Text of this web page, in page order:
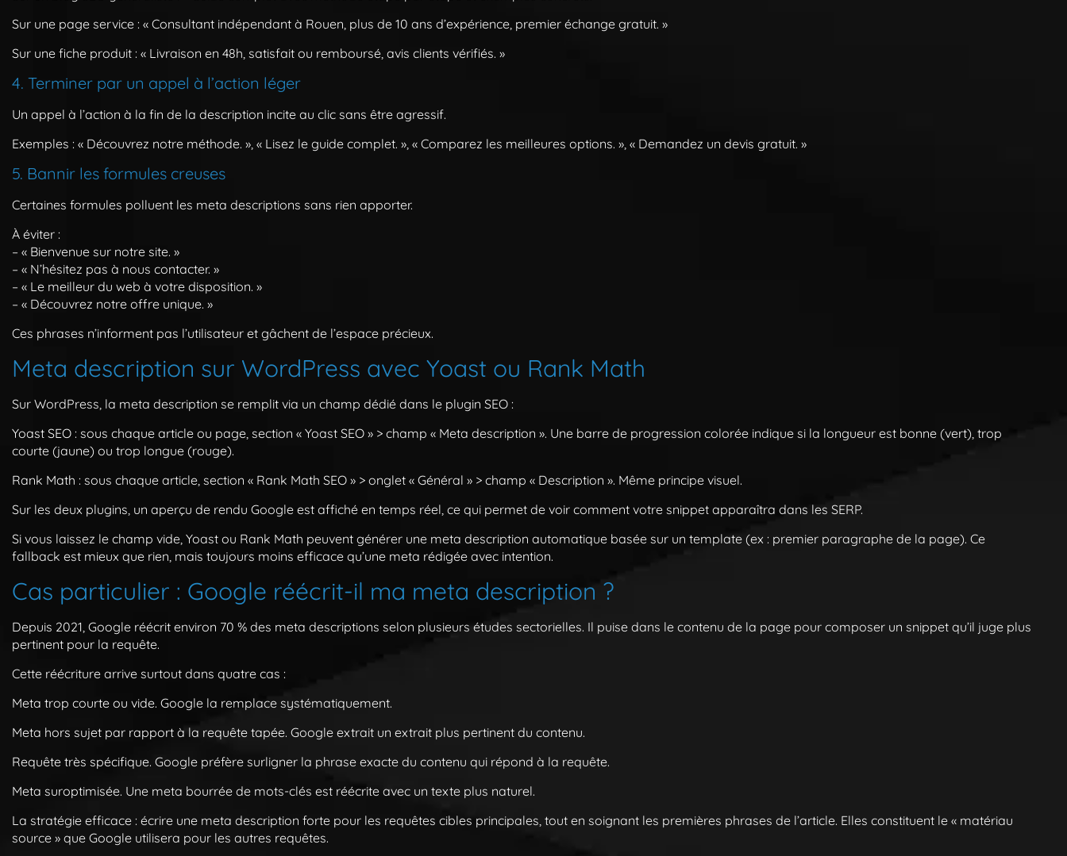
Sur une page service : « Consultant indépendant à Rouen, plus de 10 ans d’expérience, premier échange gratuit. »
Sur une fiche produit : « Livraison en 48h, satisfait ou remboursé, avis clients vérifiés. »
4. Terminer par un appel à l’action léger
Un appel à l’action à la fin de la description incite au clic sans être agressif.
Exemples : « Découvrez notre méthode. », « Lisez le guide complet. », « Comparez les meilleures options. », « Demandez un devis gratuit. »
5. Bannir les formules creuses
Certaines formules polluent les meta descriptions sans rien apporter.
À éviter :
– « Bienvenue sur notre site. »
– « N’hésitez pas à nous contacter. »
– « Le meilleur du web à votre disposition. »
– « Découvrez notre offre unique. »
Ces phrases n’informent pas l’utilisateur et gâchent de l’espace précieux.
Meta description sur WordPress avec Yoast ou Rank Math
Sur WordPress, la meta description se remplit via un champ dédié dans le plugin SEO :
Yoast SEO : sous chaque article ou page, section « Yoast SEO » > champ « Meta description ». Une barre de progression colorée indique si la longueur est bonne (vert), trop
courte (jaune) ou trop longue (rouge).
Rank Math : sous chaque article, section « Rank Math SEO » > onglet « Général » > champ « Description ». Même principe visuel.
Sur les deux plugins, un aperçu de rendu Google est affiché en temps réel, ce qui permet de voir comment votre snippet apparaîtra dans les SERP.
Si vous laissez le champ vide, Yoast ou Rank Math peuvent générer une meta description automatique basée sur un template (ex : premier paragraphe de la page). Ce
fallback est mieux que rien, mais toujours moins efficace qu’une meta rédigée avec intention.
Cas particulier : Google réécrit-il ma meta description ?
Depuis 2021, Google réécrit environ 70 % des meta descriptions selon plusieurs études sectorielles. Il puise dans le contenu de la page pour composer un snippet qu’il juge plus
pertinent pour la requête.
Cette réécriture arrive surtout dans quatre cas :
Meta trop courte ou vide. Google la remplace systématiquement.
Meta hors sujet par rapport à la requête tapée. Google extrait un extrait plus pertinent du contenu.
Requête très spécifique. Google préfère surligner la phrase exacte du contenu qui répond à la requête.
Meta suroptimisée. Une meta bourrée de mots-clés est réécrite avec un texte plus naturel.
La stratégie efficace : écrire une meta description forte pour les requêtes cibles principales, tout en soignant les premières phrases de l’article. Elles constituent le « matériau
source » que Google utilisera pour les autres requêtes.